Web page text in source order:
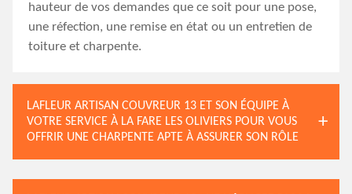
hauteur de vos demandes que ce soit pour une pose,
une réfection, une remise en état ou un entretien de
toiture et charpente.
LAFLEUR ARTISAN COUVREUR 13 ET SON ÉQUIPE À
VOTRE SERVICE À LA FARE LES OLIVIERS POUR VOUS
OFFRIR UNE CHARPENTE APTE À ASSURER SON RÔLE